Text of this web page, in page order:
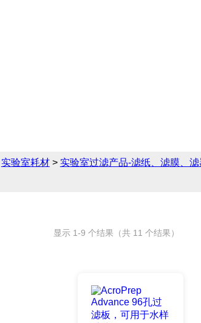
实验室耗材> 实验室过滤产品-滤纸、滤膜、滤
显示 1-9 个结果（共 11 个结果）